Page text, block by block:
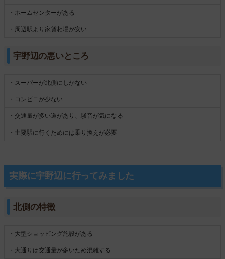
・ホームセンターがある
・周辺駅より家賃相場が安い
宇野辺の悪いところ
・スーパーが北側にしかない
・コンビニが少ない
・交通量が多い道があり、騒音が気になる
・主要駅に行くためには乗り換えが必要
実際に宇野辺に行ってみました
北側の特徴
・大型ショッピング施設がある
・大通りは交通量が多いため混雑する